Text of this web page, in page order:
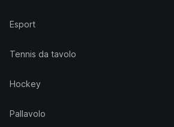
Esport
Tennis da tavolo
Hockey
Pallavolo